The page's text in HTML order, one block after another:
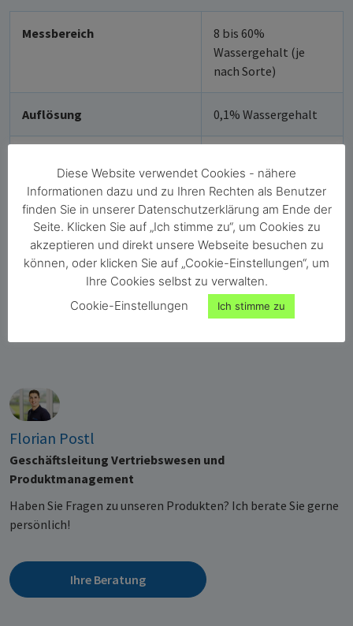
Messbereich
8 bis 60%
Wassergehalt (je
nach Sorte)
Auflösung 0,1% Wassergehalt
Wassergehaltsbestimmung
Temperaturmessbereich -10 bis +60 °C
Abmessungen 360 x 45 x 45 mm
1,5 kg
Florian Postl
Geschäftsleitung Vertriebswesen und
Produktmanagement
Haben Sie Fragen zu unseren Produkten? Ich berate Sie gerne
persönlich!
Ihre Beratung
Diese Website verwendet Cookies - nähere
Informationen dazu und zu Ihren Rechten als Benutzer
finden Sie in unserer Datenschutzerklärung am Ende der
Seite. Klicken Sie auf „Ich stimme zu“, um Cookies zu
akzeptieren und direkt unsere Webseite besuchen zu
können, oder klicken Sie auf „Cookie-Einstellungen“, um
Ihre Cookies selbst zu verwalten.
Cookie-Einstellungen
Ich stimme zu